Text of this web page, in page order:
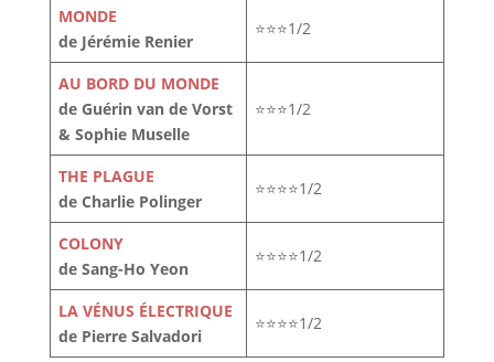
MONDE
de Jérémie Renier
⭐⭐⭐1/2
AU BORD DU MONDE
de Guérin van de Vorst
& Sophie Muselle
⭐⭐⭐1/2
THE PLAGUE
de Charlie Polinger
⭐⭐⭐⭐1/2
COLONY
de Sang-Ho Yeon
⭐⭐⭐⭐1/2
LA VÉNUS ÉLECTRIQUE
de Pierre Salvadori
⭐⭐⭐⭐1/2